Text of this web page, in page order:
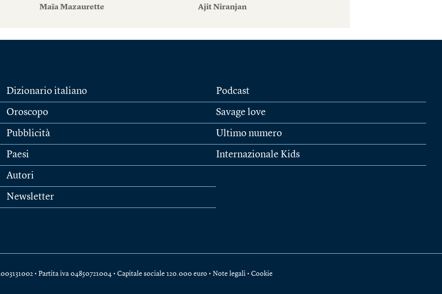
Maïa Mazaurette Ajit Niranjan
Dizionario italiano
Oroscopo
Pubblicità
Paesi
Autori
Newsletter
Podcast
Savage love
Ultimo numero
Internazionale Kids
• Partita iva 04850721004 • Capitale sociale 120.000 euro • Note legali • Cookie